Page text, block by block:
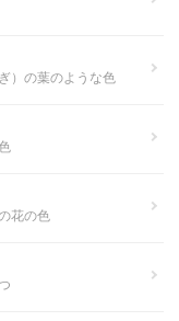
）の葉のような色
花の色